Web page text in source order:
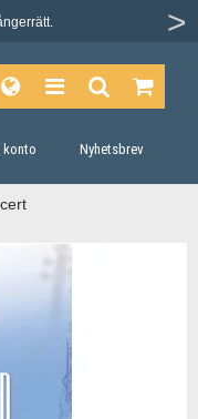
konto Nyhetsbrev